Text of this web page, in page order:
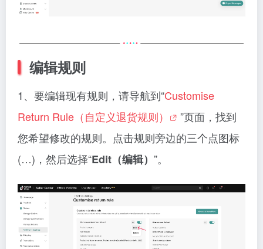
编辑规则
1、要编辑现有规则，请导航到“Customise
Return Rule（自定义退货规则）
”页面，找到
您希望修改的规则。点击规则旁边的三个点图标
(…)，然后选择“Edit（编辑） ”。